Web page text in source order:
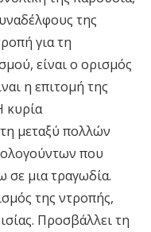
της
για τη
είναι ο ορισμός
η επιτομή της
κυρία
μεταξύ πολλών
που
σε μια τραγωδία.
της ντροπής,
Προσβάλλει τη